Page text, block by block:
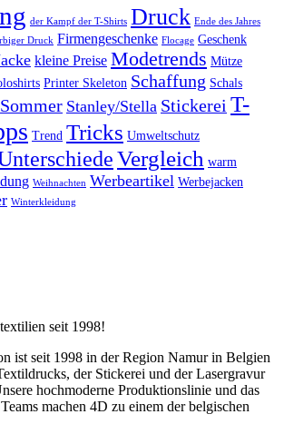
der Kampf der T-Shirts Druck Ende des Jahres
Druck Firmengeschenke Flocage Geschenk
kleine Preise Modetrends Mütze
Printer Skeleton Schaffung Schals
Sommer Stanley/Stella Stickerei T-
Trend Tricks Umweltschutz
Vergleich warm
Weihnachten Werbeartikel Werbejacken
Winterkleidung
seit 1998!
ist seit 1998 in der Region Namur in Belgien
der Stickerei und der Lasergravur
hochmoderne Produktionslinie und das
machen 4D zu einem der belgischen